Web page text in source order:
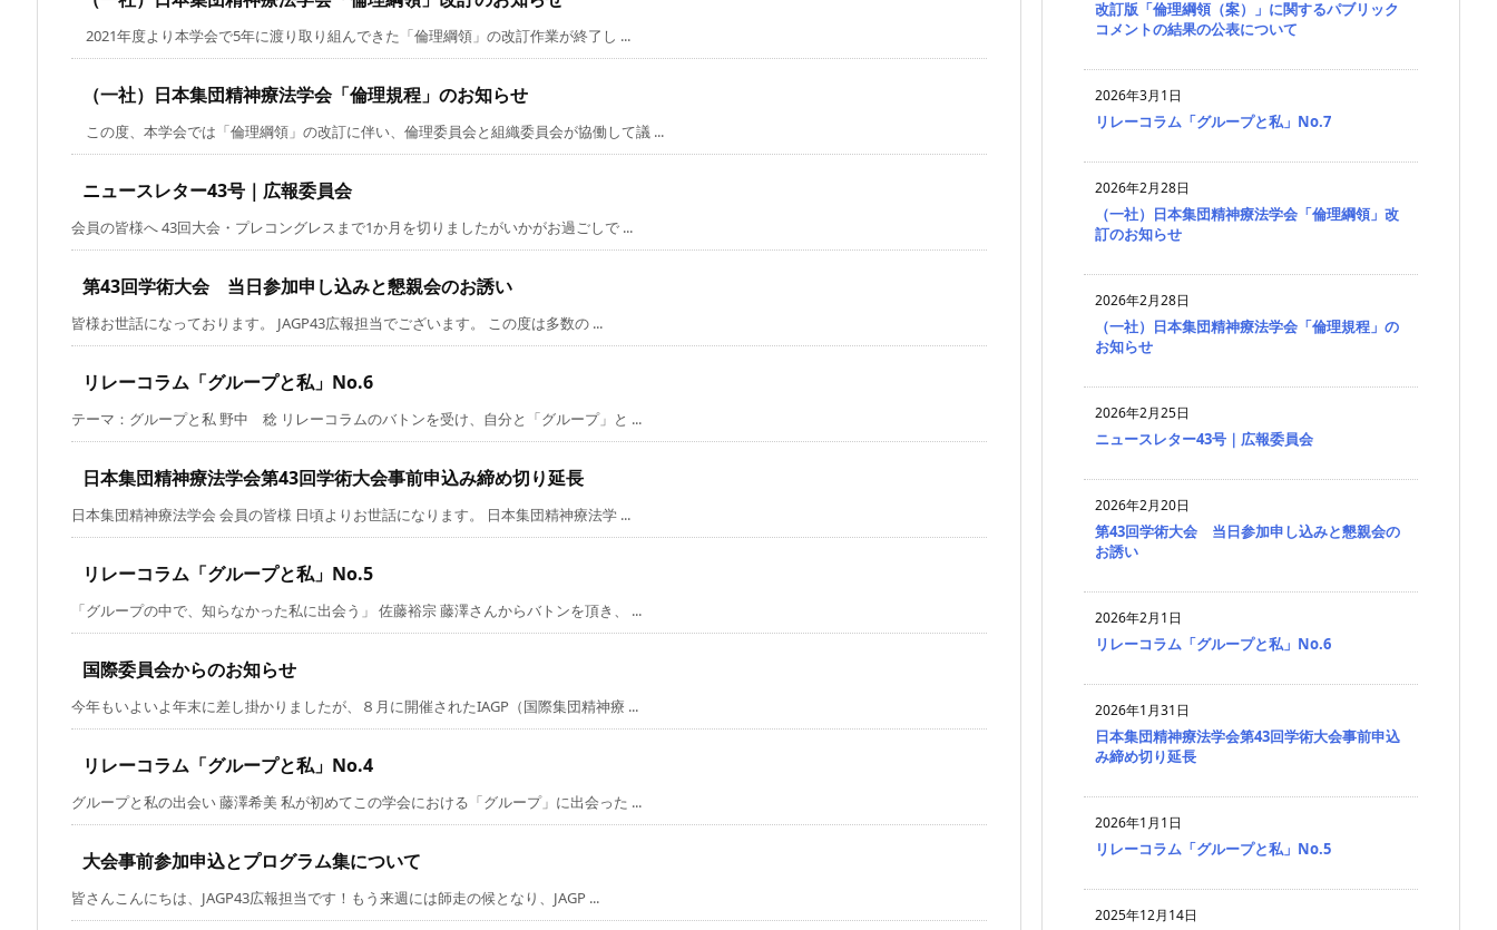
2021年度より本学会で5年に渡り取り組んできた「倫理綱領」の改訂作業が終了し ...
（一社）日本集団精神療法学会「倫理規程」のお知らせ
この度、本学会では「倫理綱領」の改訂に伴い、倫理委員会と組織委員会が協働して議 ...
ニュースレター43号｜広報委員会
会員の皆様へ 43回大会・プレコングレスまで1か月を切りましたがいかがお過ごしで ...
第43回学術大会 当日参加申し込みと懇親会のお誘い
皆様お世話になっております。 JAGP43広報担当でございます。 この度は多数の ...
リレーコラム「グループと私」No.6
テーマ：グループと私 野中 稔 リレーコラムのバトンを受け、自分と「グループ」と ...
日本集団精神療法学会第43回学術大会事前申込み締め切り延長
日本集団精神療法学会 会員の皆様 日頃よりお世話になります。 日本集団精神療法学 ...
リレーコラム「グループと私」No.5
「グループの中で、知らなかった私に出会う」 佐藤裕宗 藤澤さんからバトンを頂き、 ...
国際委員会からのお知らせ
今年もいよいよ年末に差し掛かりましたが、８月に開催されたIAGP（国際集団精神療 ...
リレーコラム「グループと私」No.4
グループと私の出会い 藤澤希美 私が初めてこの学会における「グループ」に出会った ...
大会事前参加申込とプログラム集について
皆さんこんにちは、JAGP43広報担当です！もう来週には師走の候となり、JAGP ...
改訂版「倫理綱領（案）」に関するパブリック
コメントの結果の公表について
2026年3月1日
リレーコラム「グループと私」No.7
2026年2月28日
（一社）日本集団精神療法学会「倫理綱領」改
訂のお知らせ
2026年2月28日
（一社）日本集団精神療法学会「倫理規程」の
お知らせ
2026年2月25日
ニュースレター43号｜広報委員会
2026年2月20日
第43回学術大会 当日参加申し込みと懇親会の
お誘い
2026年2月1日
リレーコラム「グループと私」No.6
2026年1月31日
日本集団精神療法学会第43回学術大会事前申込
み締め切り延長
2026年1月1日
リレーコラム「グループと私」No.5
2025年12月14日